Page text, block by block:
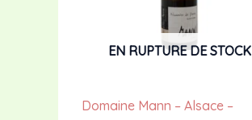
EN RUPTURE DE STOCK
Domaine Mann – Alsace –